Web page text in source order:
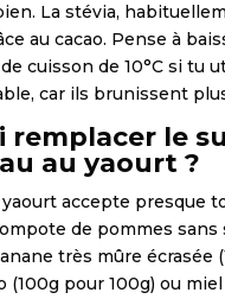
La stévia,
au cacao. Pense à
cuisson de 10°C si tu
car ils brunissent
remplacer le
au yaourt ?
yaourt accepte presque
de pommes sans
très mûre écrasée
(100g pour 100g) ou